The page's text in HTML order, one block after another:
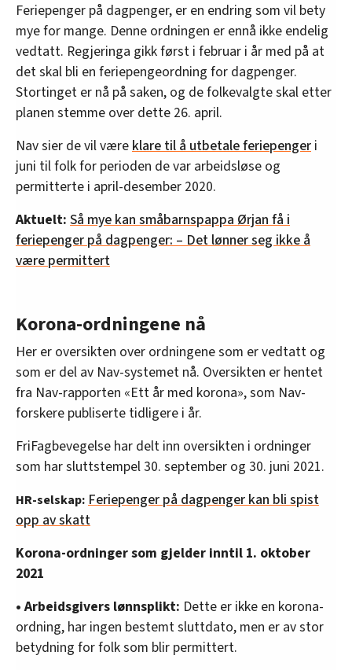
Feriepenger på dagpenger, er en endring som vil bety
mye for mange. Denne ordningen er ennå ikke endelig
vedtatt. Regjeringa gikk først i februar i år med på at
det skal bli en feriepengeordning for dagpenger.
Stortinget er nå på saken, og de folkevalgte skal etter
planen stemme over dette 26. april.
Nav sier de vil væreklare til å utbetale feriepenger i
juni til folk for perioden de var arbeidsløse og
permitterte i april-desember 2020.
Aktuelt: Så mye kan småbarnspappa Ørjan få i
feriepenger på dagpenger: – Det lønner seg ikke å
være permittert
Korona-ordningene nå
Her er oversikten over ordningene som er vedtatt og
som er del av Nav-systemet nå. Oversikten er hentet
fra Nav-rapporten «Ett år med korona», som Nav-
forskere publiserte tidligere i år.
FriFagbevegelse har delt inn oversikten i ordninger
som har sluttstempel 30. september og 30. juni 2021.
HR-selskap:Feriepenger på dagpenger kan bli spist
opp av skatt
Korona-ordninger som gjelder inntil 1. oktober
2021
• Arbeidsgivers lønnsplikt: Dette er ikke en korona-
ordning, har ingen bestemt sluttdato, men er av stor
betydning for folk som blir permittert.